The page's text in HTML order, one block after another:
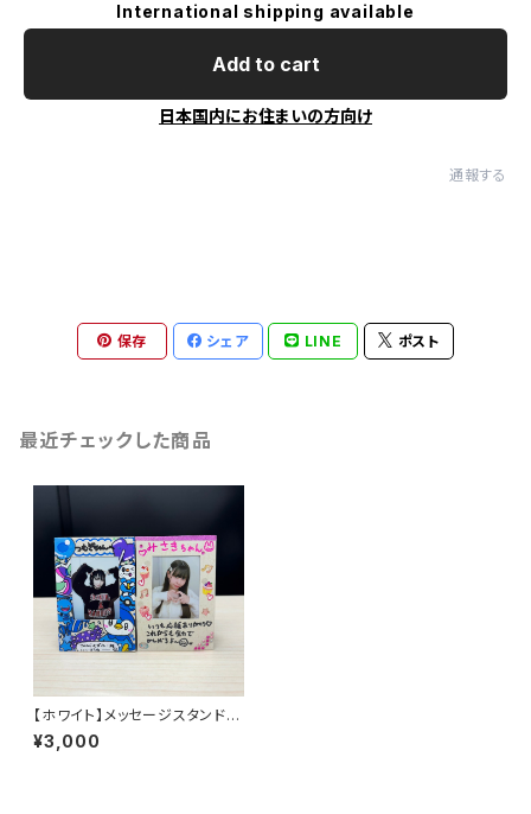
International shipping available
Add to cart
日本国内にお住まいの方向け
通報する
保存 シェア LINE ポスト
最近チェックした商品
【ホワイト】メッセージスタンド
(チェキ付き)
¥3,000